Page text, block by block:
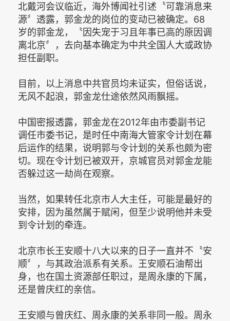
北戴河会议临近，海外博闻社引述〝可靠消息来
源〞透露，郭金龙的岗位的变动已被确定。68
岁的郭金龙，〝因失宠于习且年事已高的原因调
离北京〞，去向基本确定为中共全国人大或政协
担任副职。
目前，以上消息中共官员均未证实，但俗话说，
无风不起浪，郭金龙仕途依然风雨飘摇。
中国密报透露，郭金龙在2012年由市委副书记
调任市委书记，是时任中南海大管家令计划在幕
后运作的结果，说明郭与令计划的关系也颇为密
切。现在令计划已被双开，京城官员对郭金龙能
否躲过这一劫尚在观察。
当然，如果转任北京市人大主任，可能是最好的
安排，因为虽然属于赋闲，但至少说明他并未受
到令计划的牵连。
北京市长王安顺十八大以来的日子一直并不〝安
顺〞，与其政治派系有关系。王安顺石油帮出
身，也在国土资源部任职过，是周永康的下属，
还是曾庆红的亲信。
王安顺与曾庆红、周永康的关系非同一般。周永